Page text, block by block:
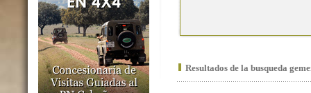
Resultados de la busqueda